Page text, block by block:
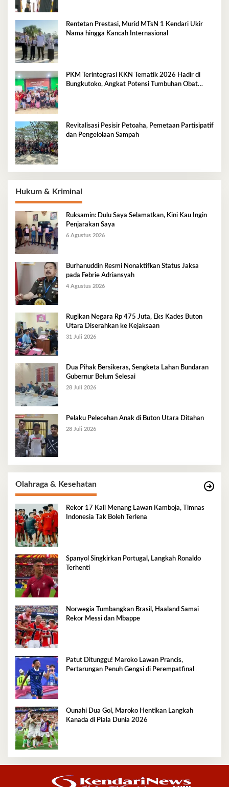
Rentetan Prestasi, Murid MTsN 1 Kendari Ukir
Nama hingga Kancah Internasional
PKM Terintegrasi KKN Tematik 2026 Hadir di
Bungkutoko, Angkat Potensi Tumbuhan Obat
Revitalisasi Pesisir Petoaha, Pemetaan Partisipatif
dan Pengelolaan Sampah
Hukum & Kriminal
Ruksamin: Dulu Saya Selamatkan, Kini Kau Ingin
Penjarakan Saya
6 Agustus 2026
Burhanuddin Resmi Nonaktifkan Status Jaksa
pada Febrie Adriansyah
4 Agustus 2026
Rugikan Negara Rp 475 Juta, Eks Kades Buton
Utara Diserahkan ke Kejaksaan
31 Juli 2026
Dua Pihak Bersikeras, Sengketa Lahan Bundaran
Gubernur Belum Selesai
28 Juli 2026
Pelaku Pelecehan Anak di Buton Utara Ditahan
28 Juli 2026
Olahraga & Kesehatan
Rekor 17 Kali Menang Lawan Kamboja, Timnas
Indonesia Tak Boleh Terlena
Spanyol Singkirkan Portugal, Langkah Ronaldo
Terhenti
Norwegia Tumbangkan Brasil, Haaland Samai
Rekor Messi dan Mbappe
Patut Ditunggu! Maroko Lawan Prancis,
Pertarungan Penuh Gengsi di Perempatfinal
Ounahi Dua Gol, Maroko Hentikan Langkah
Kanada di Piala Dunia 2026